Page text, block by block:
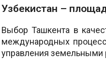
Узбекистан –
Выбор Ташкента в
международных
управления земельными